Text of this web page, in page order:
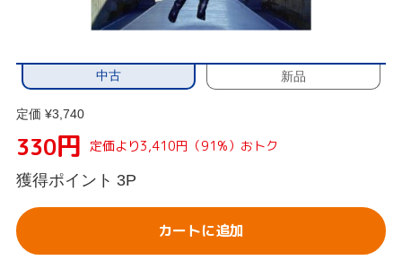
中古 新品
定価 ¥3,740
330円 定価より3,410円（91%）おトク
獲得ポイント 3P
カートに追加